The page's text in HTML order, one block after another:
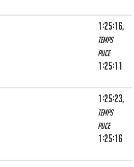
1:25:16,
Temps
puce
1:25:11
1:25:23,
Temps
puce
1:25:16